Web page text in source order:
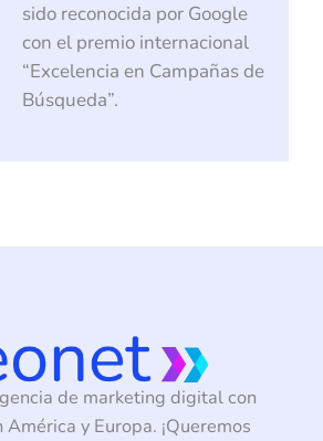
sido reconocida por Google
con el premio internacional
“Excelencia en Campañas de
Búsqueda”.
de marketing digital con
América y Europa. ¡Queremos